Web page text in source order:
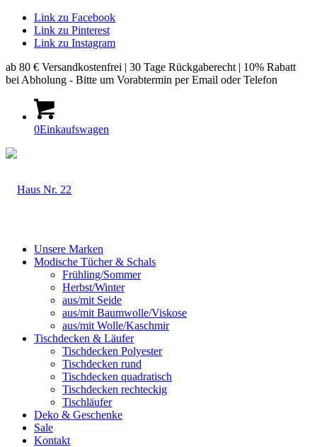
Link zu Facebook
Link zu Pinterest
Link zu Instagram
ab 80 € Versandkostenfrei | 30 Tage Rückgaberecht | 10% Rabatt
bei Abholung - Bitte um Vorabtermin per Email oder Telefon
0Einkaufswagen
Unsere Marken
Modische Tücher & Schals
Frühling/Sommer
Herbst/Winter
aus/mit Seide
aus/mit Baumwolle/Viskose
aus/mit Wolle/Kaschmir
Tischdecken & Läufer
Tischdecken Polyester
Tischdecken rund
Tischdecken quadratisch
Tischdecken rechteckig
Tischläufer
Deko & Geschenke
Sale
Kontakt